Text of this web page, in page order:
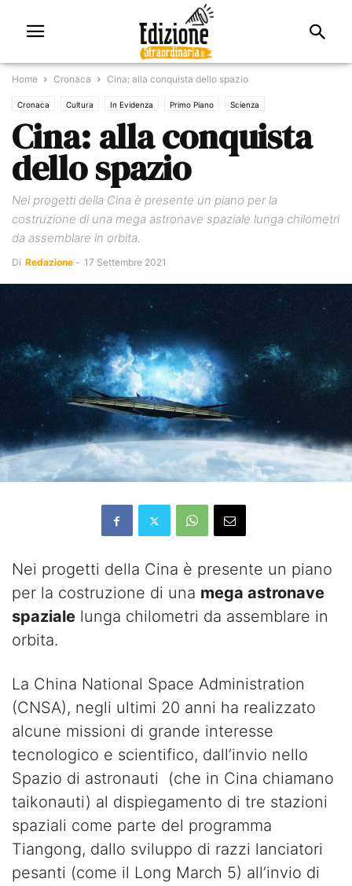
Home Cronaca Cina: alla conquista dello spazio
Cronaca Cultura In Evidenza Primo Piano Scienza
Cina: alla conquista
dello spazio
Nei progetti della Cina è presente un piano per la
costruzione di una mega astronave spaziale lunga chilometri
da assemblare in orbita.
Di Redazione - 17 Settembre 2021
Nei progetti della Cina è presente un piano
per la costruzione di una mega astronave
spaziale lunga chilometri da assemblare in
orbita.
La China National Space Administration
(CNSA), negli ultimi 20 anni ha realizzato
alcune missioni di grande interesse
tecnologico e scientifico, dall’invio nello
Spazio di astronauti (che in Cina chiamano
taikonauti) al dispiegamento di tre stazioni
spaziali come parte del programma
Tiangong, dallo sviluppo di razzi lanciatori
pesanti (come il Long March 5) all’invio di